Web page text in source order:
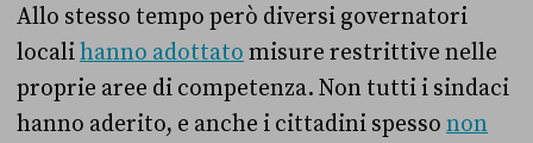
Allo stesso tempo però diversi governatori
localihanno adottato misure restrittive nelle
proprie aree di competenza. Non tutti i sindaci
hanno aderito, e anche i cittadini spesso non